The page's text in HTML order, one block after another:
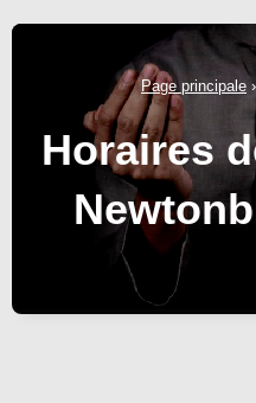
Page principale
Horaires